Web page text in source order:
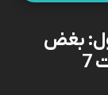
بغض